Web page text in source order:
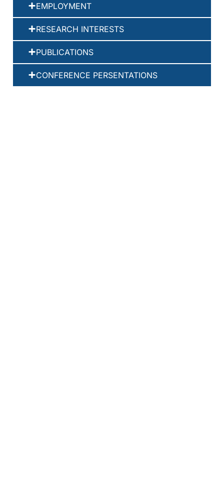
EMPLOYMENT
RESEARCH INTERESTS
PUBLICATIONS
CONFERENCE PERSENTATIONS